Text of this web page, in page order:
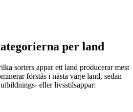
per land
sorters appar ett land producerar mest
förstås i nästa varje land, sedan
eller livsstilsappar: